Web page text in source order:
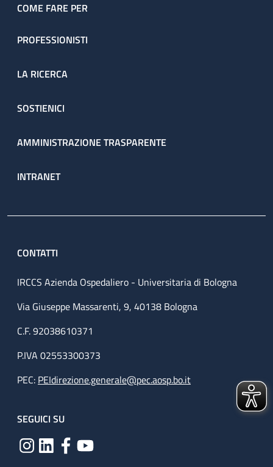
COME FARE PER
PROFESSIONISTI
LA RICERCA
SOSTIENICI
AMMINISTRAZIONE TRASPARENTE
INTRANET
CONTATTI
IRCCS Azienda Ospedaliero - Universitaria di Bologna
Via Giuseppe Massarenti, 9, 40138 Bologna
C.F. 92038610371
P.IVA 02553300373
PEC: PEIdirezione.generale@pec.aosp.bo.it
SEGUICI SU